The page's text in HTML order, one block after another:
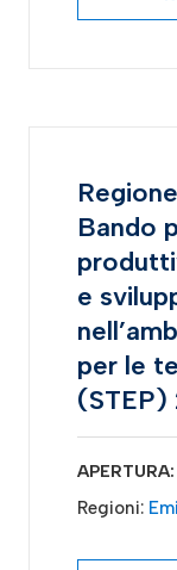
Bando
e
per le
(STEP)
APERTURA:
Regioni: